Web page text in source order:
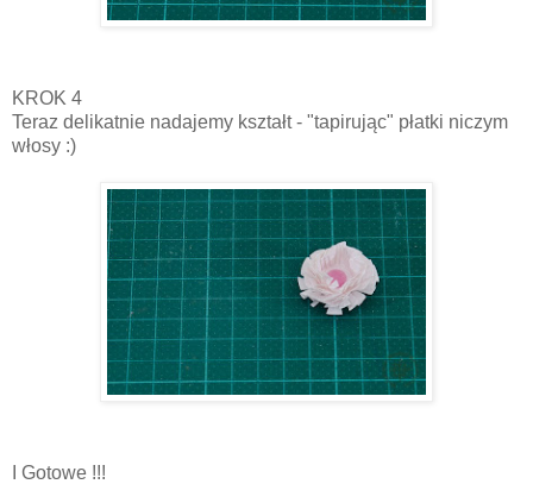
KROK 4
Teraz delikatnie nadajemy kształt - "tapirując" płatki niczym
włosy :)
I Gotowe !!!